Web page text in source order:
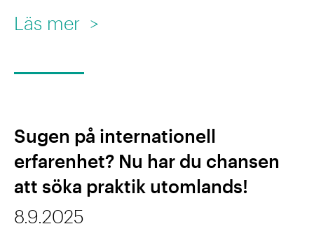
n
s
t
o
r
t
e
c
i
a
v
b
a
Läs mer:
o
t
,
o
m
>
Sugen på internationell
erfarenhet? Nu har du chansen
att söka praktik utomlands!
8.9.2025